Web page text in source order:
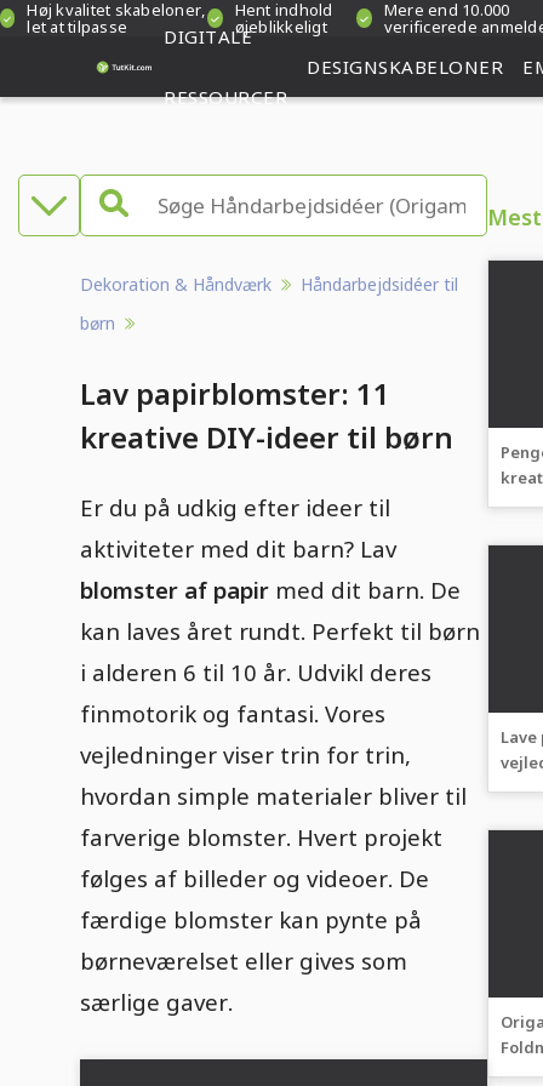
Høj kvalitet skabeloner,
let at tilpasse
Hent indhold
øjeblikkeligt
Mere end 10.000
verificerede
DIGITALE
RESSOURCER
DESIGNSKABELONER
video
Lave
og
papir
Dekoration & Håndværk
Håndarbejdsidéer til
børn
Lav papirblomster: 11
kreative DIY-ideer til børn
Er du på udkig efter ideer til
aktiviteter med dit barn? Lav
blomster af papir med dit barn. De
kan laves året rundt. Perfekt til børn
i alderen 6 til 10 år. Udvikl deres
finmotorik og fantasi. Vores
vejledninger viser trin for trin,
hvordan simple materialer bliver til
farverige blomster. Hvert projekt
følges af billeder og videoer. De
færdige blomster kan pynte på
børneværelset eller gives som
særlige gaver.